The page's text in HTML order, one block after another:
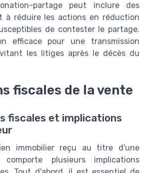
partage peut inclure des
à réduire les actions en réduction
de contester le partage.
efficace pour une transmission
les litiges après le décès du
fiscales de la vente
fiscales et implications
immobilier reçu au titre d'une
comporte plusieurs implications